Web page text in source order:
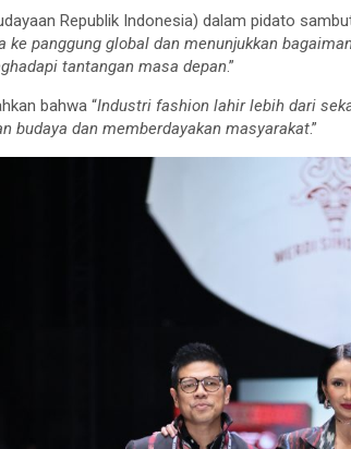
Republik Indonesia) dalam pidato
ke panggung global dan menunjukkan
tantangan masa depan.”
bahwa “Industri fashion lahir lebih dari
budaya dan memberdayakan masyarakat.”